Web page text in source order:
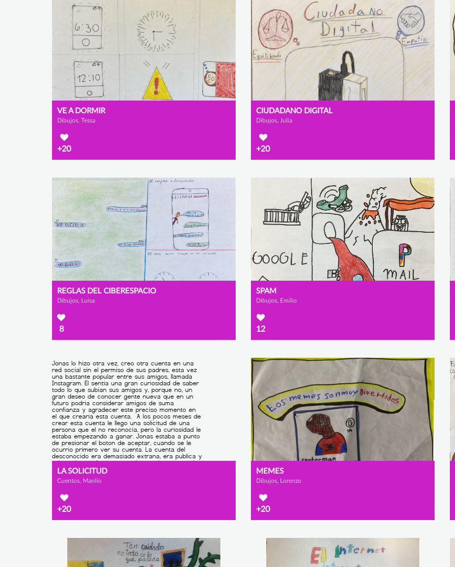
VE A DORMIR
Dibujos, Tessa
+20
CIUDADANO DIGITAL
Dibujos, Julia
+20
REGLAS DEL CIBERESPACIO
Dibujos, Luisa
8
SPAM
Dibujos, Emilio
12
LA SOLICITUD
Cuentos, Manlio
+20
MEMES
Dibujos, Lorenzo
+20